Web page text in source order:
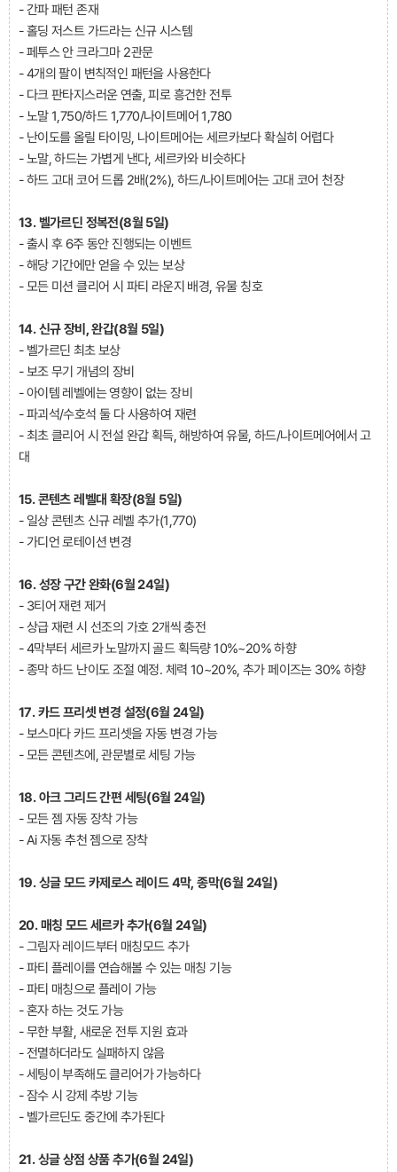
- 간파 패턴 존재
- 홀딩 저스트 가드라는 신규 시스템
- 페투스 안 크라그마 2관문
- 4개의 팔이 변칙적인 패턴을 사용한다
- 다크 판타지스러운 연출, 피로 흥건한 전투
- 노말 1,750/하드 1,770/나이트메어 1,780
- 난이도를 올릴 타이밍, 나이트메어는 세르카보다 확실히 어렵다
- 노말, 하드는 가볍게 낸다, 세르카와 비슷하다
- 하드 고대 코어 드롭 2배(2%), 하드/나이트메어는 고대 코어 천장
13. 벨가르딘 정복전(8월 5일)
- 출시 후 6주 동안 진행되는 이벤트
- 해당 기간에만 얻을 수 있는 보상
- 모든 미션 클리어 시 파티 라운지 배경, 유물 칭호
14. 신규 장비, 완갑(8월 5일)
- 벨가르딘 최초 보상
- 보조 무기 개념의 장비
- 아이템 레벨에는 영향이 없는 장비
- 파괴석/수호석 둘 다 사용하여 재련
- 최초 클리어 시 전설 완갑 획득, 해방하여 유물, 하드/나이트메어에서 고
대
15. 콘텐츠 레벨대 확장(8월 5일)
- 일상 콘텐츠 신규 레벨 추가(1,770)
- 가디언 로테이션 변경
16. 성장 구간 완화(6월 24일)
- 3티어 재련 제거
- 상급 재련 시 선조의 가호 2개씩 충전
- 4막부터 세르카 노말까지 골드 획득량 10%~20% 하향
- 종막 하드 난이도 조절 예정. 체력 10~20%, 추가 페이즈는 30% 하향
17. 카드 프리셋 변경 설정(6월 24일)
- 보스마다 카드 프리셋을 자동 변경 가능
- 모든 콘텐츠에, 관문별로 세팅 가능
18. 아크 그리드 간편 세팅(6월 24일)
- 모든 젬 자동 장착 가능
- Ai 자동 추천 젬으로 장착
19. 싱글 모드 카제로스 레이드 4막, 종막(6월 24일)
20. 매칭 모드 세르카 추가(6월 24일)
- 그림자 레이드부터 매칭모드 추가
- 파티 플레이를 연습해볼 수 있는 매칭 기능
- 파티 매칭으로 플레이 가능
- 혼자 하는 것도 가능
- 무한 부활, 새로운 전투 지원 효과
- 전멸하더라도 실패하지 않음
- 세팅이 부족해도 클리어가 가능하다
- 잠수 시 강제 추방 기능
- 벨가르딘도 중간에 추가된다
21. 싱글 상점 상품 추가(6월 24일)